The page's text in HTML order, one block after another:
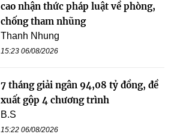
cao nhận thức pháp luật về phòng,
chống tham nhũng
Thanh Nhung
15:23 06/08/2026
7 tháng giải ngân 94,08 tỷ đồng, đề
xuất gộp 4 chương trình
B.S
15:22 06/08/2026